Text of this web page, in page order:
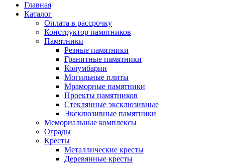
Главная
Каталог
Оплата в рассрочку
Конструктор памятников
Памятники
Резные памятники
Гранитные памятники
Колумбарии
Могильные плиты
Мраморные памятники
Проекты памятников
Стеклянные эксклюзивные
Эксклюзивные памятники
Мемориальные комплексы
Ограды
Кресты
Металлические кресты
Деревянные кресты